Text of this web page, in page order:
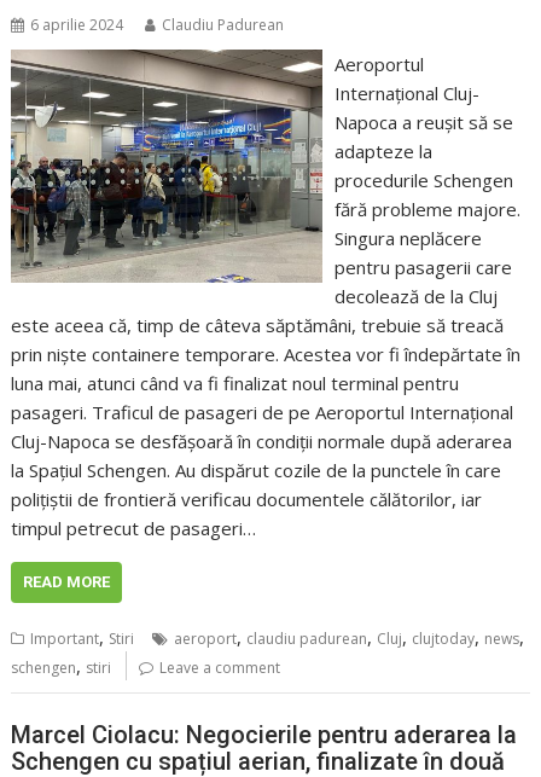
6 aprilie 2024 Claudiu Padurean
Aeroportul
Internațional Cluj-
Napoca a reușit să se
adapteze la
procedurile Schengen
fără probleme majore.
Singura neplăcere
pentru pasagerii care
decolează de la Cluj
este aceea că, timp de câteva săptămâni, trebuie să treacă
prin niște containere temporare. Acestea vor fi îndepărtate în
luna mai, atunci când va fi finalizat noul terminal pentru
pasageri. Traficul de pasageri de pe Aeroportul Internațional
Cluj-Napoca se desfășoară în condiții normale după aderarea
la Spațiul Schengen. Au dispărut cozile de la punctele în care
polițiștii de frontieră verificau documentele călătorilor, iar
timpul petrecut de pasageri…
READ MORE
Important, Stiri aeroport, claudiu padurean, Cluj, clujtoday, news,
schengen, stiri Leave a comment
Marcel Ciolacu: Negocierile pentru aderarea la
Schengen cu spațiul aerian, finalizate în două